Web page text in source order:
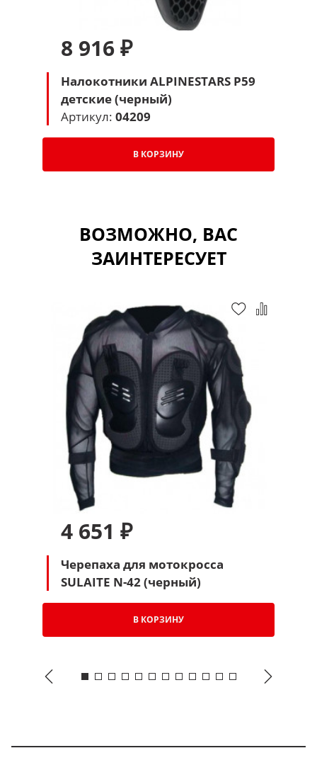
8 916 ₽
Налокотники ALPINESTARS P59
детские (черный)
Артикул: 04209
В КОРЗИНУ
ВОЗМОЖНО, ВАС
ЗАИНТЕРЕСУЕТ
4 651 ₽
Черепаха для мотокросса
SULAITE N-42 (черный)
В КОРЗИНУ